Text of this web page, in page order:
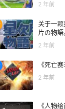
2 年前
关于一
片の物語
2 年前
《死亡
2 年前
《人物